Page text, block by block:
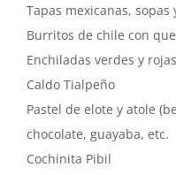
Tapas mexicanas, sopas
Burritos de chile con
Enchiladas verdes y rojas
Caldo Tialpeño
Pastel de elote y atole
chocolate, guayaba, etc.
Cochinita Pibil